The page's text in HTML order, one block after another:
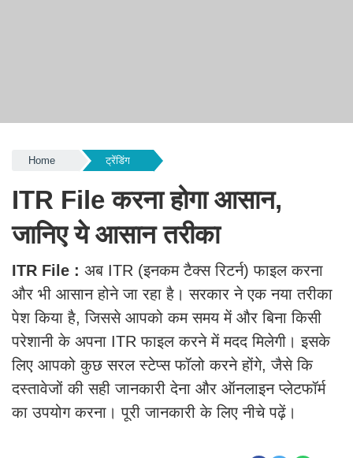
Home ट्रेंडिंग
ITR File करना होगा आसान,
जानिए ये आसान तरीका
ITR File : अब ITR (इनकम टैक्स रिटर्न) फाइल करना
और भी आसान होने जा रहा है। सरकार ने एक नया तरीका
पेश किया है, जिससे आपको कम समय में और बिना किसी
परेशानी के अपना ITR फाइल करने में मदद मिलेगी। इसके
लिए आपको कुछ सरल स्टेप्स फॉलो करने होंगे, जैसे कि
दस्तावेजों की सही जानकारी देना और ऑनलाइन प्लेटफॉर्म
का उपयोग करना। पूरी जानकारी के लिए नीचे पढ़ें।